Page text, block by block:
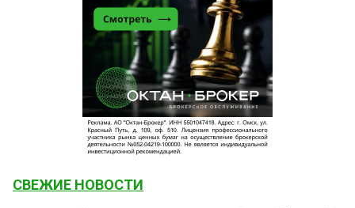
СВЕЖИЕ НОВОСТИ